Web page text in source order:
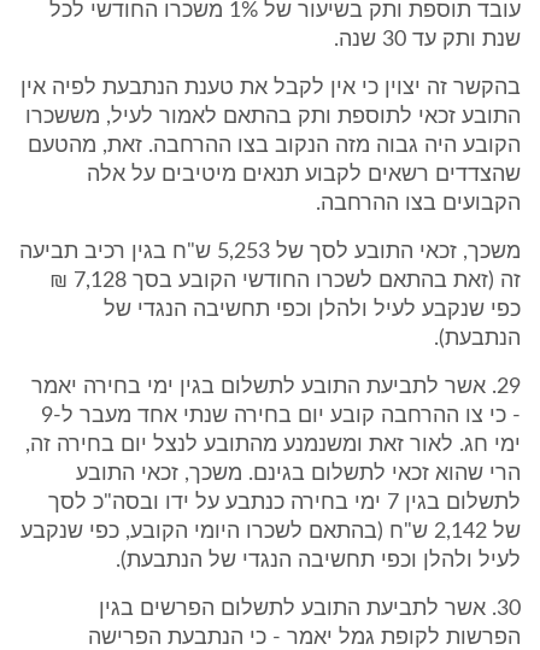
עובד תוספת ותק בשיעור של 1% משכרו החודשי לכל
שנת ותק עד 30 שנה.
בהקשר זה יצוין כי אין לקבל את טענת הנתבעת לפיה אין
התובע זכאי לתוספת ותק בהתאם לאמור לעיל, מששכרו
הקובע היה גבוה מזה הנקוב בצו ההרחבה. זאת, מהטעם
שהצדדים רשאים לקבוע תנאים מיטיבים על אלה
הקבועים בצו ההרחבה.
משכך, זכאי התובע לסך של 5,253 ש"ח בגין רכיב תביעה
זה (זאת בהתאם לשכרו החודשי הקובע בסך 7,128 ₪
כפי שנקבע לעיל ולהלן וכפי תחשיבה הנגדי של
הנתבעת).
29. אשר לתביעת התובע לתשלום בגין ימי בחירה יאמר
- כי צו ההרחבה קובע יום בחירה שנתי אחד מעבר ל-9
ימי חג. לאור זאת ומשנמנע מהתובע לנצל יום בחירה זה,
הרי שהוא זכאי לתשלום בגינם. משכך, זכאי התובע
לתשלום בגין 7 ימי בחירה כנתבע על ידו ובסה"כ לסך
של 2,142 ש"ח (בהתאם לשכרו היומי הקובע, כפי שנקבע
לעיל ולהלן וכפי תחשיבה הנגדי של הנתבעת).
30. אשר לתביעת התובע לתשלום הפרשים בגין
הפרשות לקופת גמל יאמר - כי הנתבעת הפרישה